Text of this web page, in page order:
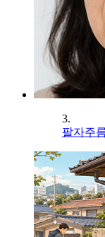
3.
팔자주